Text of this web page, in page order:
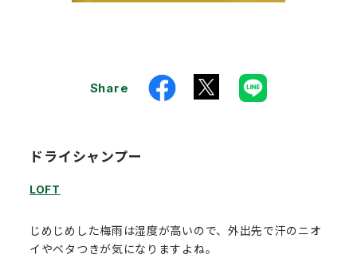
Share
ドライシャンプー
LOFT
じめじめした梅雨は湿度が高いので、外出先で汗のニオ
イやベタつきが気になりますよね。